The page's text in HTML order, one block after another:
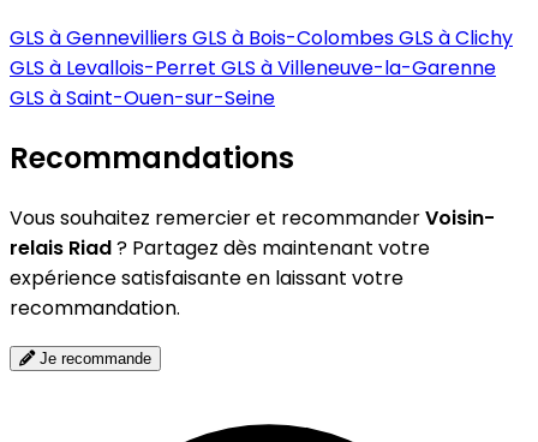
GLS à GennevilliersGLS à Bois-ColombesGLS à Clichy
GLS à Levallois-Perret GLS à Villeneuve-la-Garenne
GLS à Saint-Ouen-sur-Seine
Recommandations
Vous souhaitez remercier et recommanderVoisin-
relais Riad? Partagez dès maintenant votre
expérience satisfaisante en laissant votre
recommandation.
Je recommande